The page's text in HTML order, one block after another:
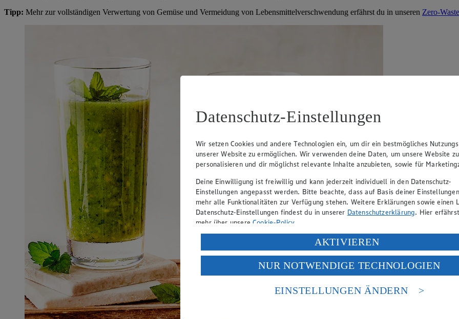
Tipp: Mehr zur vollständigen Verwertung von Gemüse und Vermeidung von Lebensmittelverschwendung erfährst du in unseren Zero-
Datenschutz-Einstellungen
Wir setzen Cookies und andere Technologien ein, um dir ein bestmögliches
unserer Website zu ermöglichen. Wir verwenden deine Daten, um unsere Website zu
personalisieren und dir möglichst relevante Inhalte anzubieten, sowie für
Deine Einwilligung ist freiwillig und kann jederzeit individuell in den Datenschutz-
Einstellungen angepasst werden. Bitte beachte, dass auf Basis deiner
mehr alle Funktionalitäten zur Verfügung stehen. Weitere Erklärungen sowie einen
Datenschutz-Einstellungen findest du in unserer Datenschutzerklärung. Hier
mehr über unsereCookie-Policy.
Verarbeitung deiner personenbezogenen Daten in den USA durch Facebook und
Wenn du auf „Aktivieren“ klickst, willigst du im Sinne des Art. 49 Abs. 1 Satz 1 lit.
ein, dass deine Daten in den USA verarbeitet werden. Der EuGH sieht die USA als
einem nach europäischen Standards nicht angemessenen Datenschutzniveau an. Es
Risiko eines Zugriffs durch US-amerikanische Behörden.
AKTIVIEREN
NUR NOTWENDIGE TECHNOLOGIEN
EINSTELLUNGEN ÄNDERN